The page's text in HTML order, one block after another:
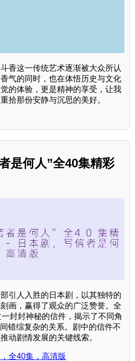
香这一传统艺术逐渐被大众所认
气的同时，也在体悟历史与文化
的体验，更是精神的享受，让我
拾那份安静与沉思的美好。
是何人”全40集精彩
引人入胜的日本剧，以其独特的
画，赢得了观众的广泛赞誉。全
封封神秘的信件，揭示了不同角
错综复杂的关系。剧中的信件不
动剧情发展的关键线索。
全40集，高清版